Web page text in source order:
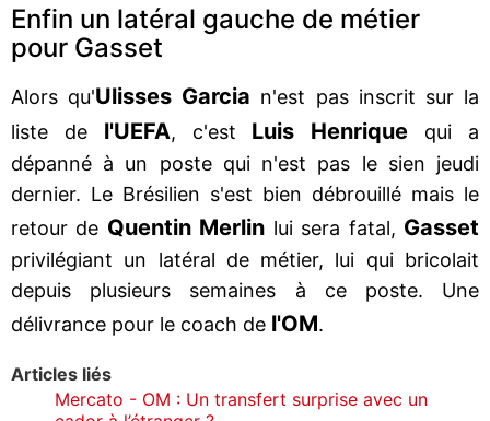
Enfin un latéral gauche de métier
pour Gasset
Alors qu'Ulisses Garcia n'est pas inscrit sur la
liste de l'UEFA, c'est Luis Henrique qui a
dépanné à un poste qui n'est pas le sien jeudi
dernier. Le Brésilien s'est bien débrouillé mais le
retour de Quentin Merlin lui sera fatal, Gasset
privilégiant un latéral de métier, lui qui bricolait
depuis plusieurs semaines à ce poste. Une
délivrance pour le coach de l'OM.
Articles liés
Mercato - OM : Un transfert surprise avec un